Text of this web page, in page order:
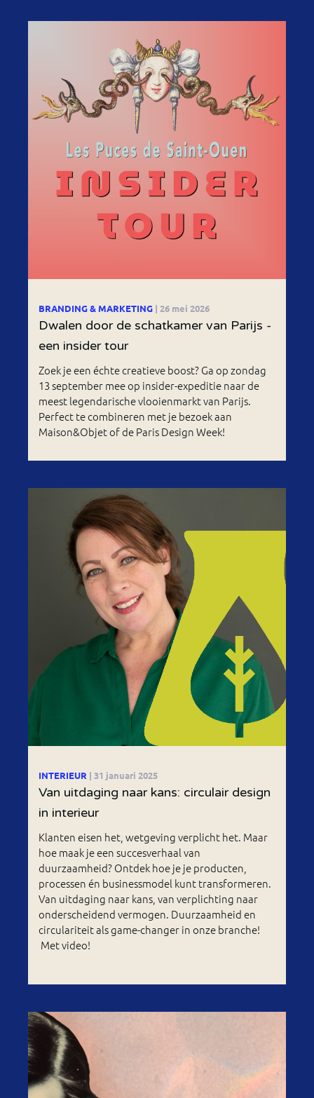
BRANDING & MARKETING | 26 mei 2026
Dwalen door de schatkamer van Parijs -
een insider tour
Zoek je een échte creatieve boost? Ga op zondag
13 september mee op insider-expeditie naar de
meest legendarische vlooienmarkt van Parijs.
Perfect te combineren met je bezoek aan
Maison&Objet of de Paris Design Week!
INTERIEUR | 31 januari 2025
Van uitdaging naar kans: circulair design
in interieur
Klanten eisen het, wetgeving verplicht het. Maar
hoe maak je een succesverhaal van
duurzaamheid? Ontdek hoe je je producten,
processen én businessmodel kunt transformeren.
Van uitdaging naar kans, van verplichting naar
onderscheidend vermogen. Duurzaamheid en
circulariteit als game-changer in onze branche!
Met video!